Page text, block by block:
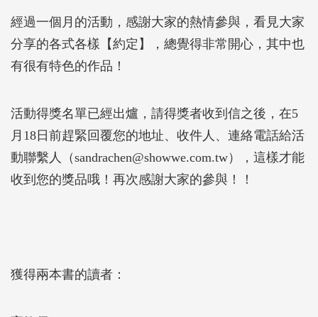
經過一個月的活動，感謝大家的熱情參與，看見大家
分享的各式各樣【約定】，總覺得非常開心，其中也
有很有特色的作品！
活動得獎名單已經出爐，請得獎者收到信之後，在5
月18日前趕緊回覆您的地址、收件人、連絡電話給活
動聯繫人（sandrachen@showwe.com.tw），這樣才能
收到您的獎品哦！再次感謝大家的參與！！
獲得兩本書的讀者：